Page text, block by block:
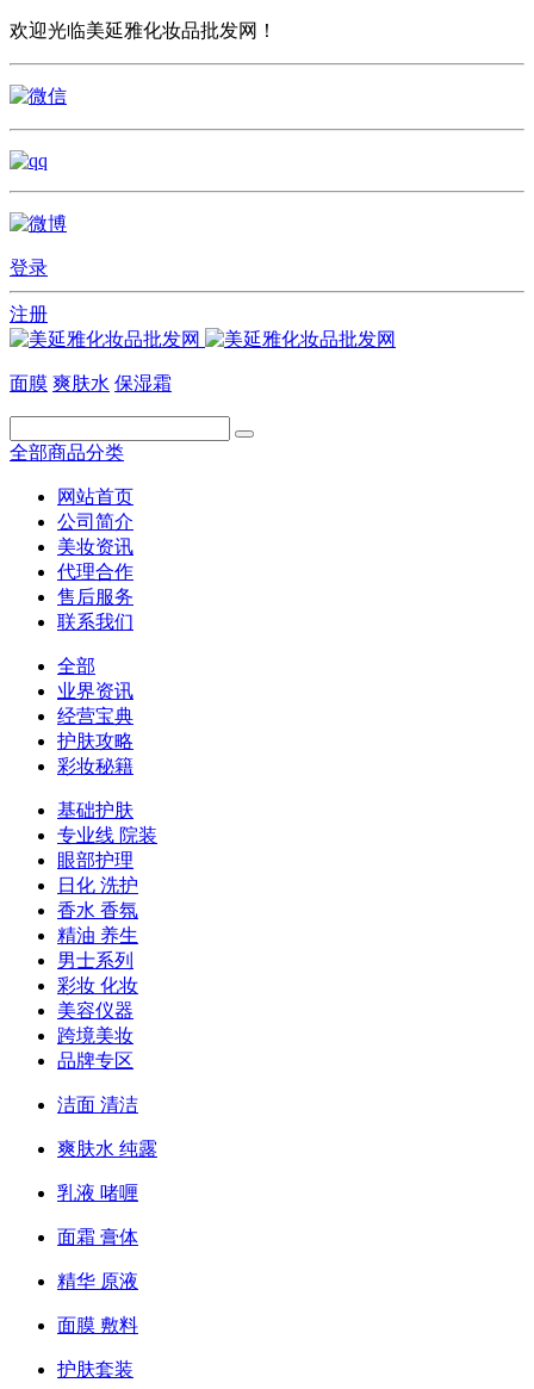
欢迎光临美延雅化妆品批发网！
登录
注册
面膜 爽肤水 保湿霜
全部商品分类
网站首页
公司简介
美妆资讯
代理合作
售后服务
联系我们
全部
业界资讯
经营宝典
护肤攻略
彩妆秘籍
基础护肤
专业线 院装
眼部护理
日化 洗护
香水 香氛
精油 养生
男士系列
彩妆 化妆
美容仪器
跨境美妆
品牌专区
洁面 清洁
爽肤水 纯露
乳液 啫喱
面霜 膏体
精华 原液
面膜 敷料
护肤套装